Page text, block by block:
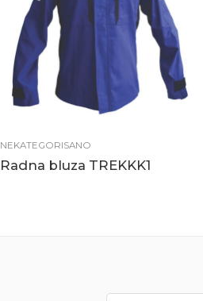
NEKATEGORISANO
Radna bluza TREKKK1